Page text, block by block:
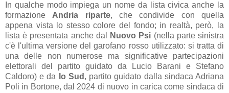
In qualche modo impiega un nome da lista civica anche la
formazione Andria riparte, che condivide con quella
appena vista lo stesso colore del fondo; in realtà, però, la
lista è presentata anche dal
Nuovo Psi (nella parte sinistra
c'è l'ultima versione del garofano rosso utilizzato: si tratta di
una delle non numerose ma significative partecipazioni
elettorali del partito guidato da Lucio Barani e Stefano
Caldoro) e da
Io Sud , partito guidato dalla sindaca Adriana
Poli in Bortone, dal 2024 di nuovo in carica come sindaca di